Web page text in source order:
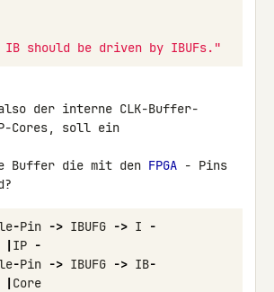
should be driven by IBUFs."
der interne CLK-Buffer-
Cores, soll ein
Buffer die mit den FPGA - Pins
-Pin -> IBUFG -> I
-
| IP -
-Pin -> IBUFG -> IB-
| Core